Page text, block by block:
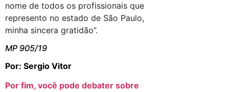
nome de todos os profissionais que
represento no estado de São Paulo,
minha sincera gratidão”.
MP 905/19
Por: Sergio Vitor
Por fim, você pode debater sobre